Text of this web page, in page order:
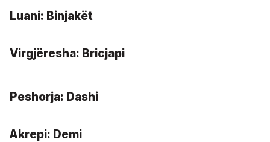
Luani: Binjakët
Virgjëresha: Bricjapi
Peshorja: Dashi
Akrepi: Demi